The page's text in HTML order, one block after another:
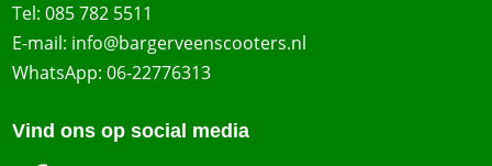
Tel:085 782 5511
E-mail: info@bargerveenscooters.nl
WhatsApp:06-22776313
Vind ons op social media